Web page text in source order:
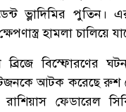
ভ্লাদিমির পুতিন।
হামলা চালিয়ে
ব্রিজে বিস্ফোরণের
আটক করেছে রুশ
রাশিয়াস ফেডারেল